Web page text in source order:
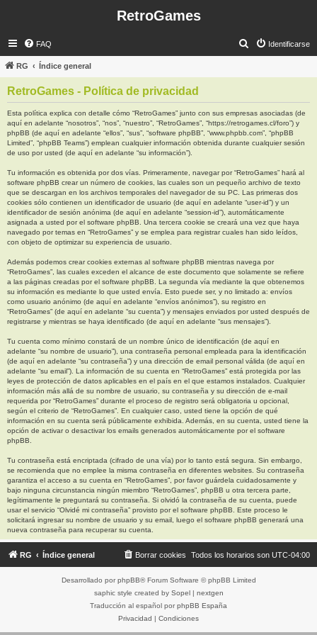
RetroGames
FAQ Identificarse
s
a
r
RG Índice general
RetroGames - Política de privacidad
Esta política explica con detalle cómo “RetroGames” junto con sus empresas asociadas (de
aquí en adelante “nosotros”, “nos”, “nuestro”, “RetroGames”, “https://retrogames.cl/foro”) y
phpBB (de aquí en adelante “ellos”, “sus”, “software phpBB”, “www.phpbb.com”, “phpBB
Limited”, “phpBB Teams”) emplean cualquier información obtenida durante cualquier sesión
de uso por usted (de aquí en adelante “su información”).
Tu información es obtenida por dos vías. Primeramente, navegar por “RetroGames” hará al
software phpBB crear un número de cookies, las cuales son un pequeño archivo de texto
que se descargan en los archivos temporales del navegador de su PC. Las primeras dos
cookies sólo contienen un identificador de usuario (de aquí en adelante “user-id”) y un
identificador de sesión anónima (de aquí en adelante “session-id”), automáticamente
asignada a usted por el software phpBB. Una tercera cookie se creará una vez que haya
navegado por temas en “RetroGames” y se emplea para registrar cuales han sido leídos,
con objeto de optimizar su experiencia de usuario.
Además podemos crear cookies externas al software phpBB mientras navega por
“RetroGames”, las cuales exceden el alcance de este documento que solamente se refiere
a las páginas creadas por el software phpBB. La segunda vía mediante la que obtenemos
su información es mediante lo que usted envía. Esto puede ser, y no limitado a: envíos
como usuario anónimo (de aquí en adelante “envíos anónimos”), su registro en
“RetroGames” (de aquí en adelante “su cuenta”) y mensajes enviados por usted después de
registrarse y mientras se haya identificado (de aquí en adelante “sus mensajes”).
Tu cuenta como mínimo constará de un nombre único de identificación (de aquí en
adelante “su nombre de usuario”), una contraseña personal empleada para la identificación
(de aquí en adelante “su contraseña”) y una dirección de email personal válida (de aquí en
adelante “su email”). La información de su cuenta en “RetroGames” está protegida por las
leyes de protección de datos aplicables en el país en el que estamos instalados. Cualquier
información más allá de su nombre de usuario, su contraseña y su dirección de e-mail
requerida por “RetroGames” durante el proceso de registro será obligatoria u opcional,
según el criterio de “RetroGames”. En cualquier caso, usted tiene la opción de qué
información en su cuenta será públicamente exhibida. Además, en su cuenta, usted tiene la
opción de activar o desactivar los emails generados automáticamente por el software
phpBB.
Tu contraseña está encriptada (cifrado de una vía) por lo tanto está segura. Sin embargo,
se recomienda que no emplee la misma contraseña en diferentes websites. Su contraseña
garantiza el acceso a su cuenta en “RetroGames”, por favor guárdela cuidadosamente y
bajo ninguna circunstancia ningún miembro “RetroGames”, phpBB u otra tercera parte,
legítimamente le preguntará su contraseña. Si olvidó la contraseña de su cuenta, puede
usar el servicio “Olvidé mi contraseña” provisto por el software phpBB. Este proceso le
solicitará ingresar su nombre de usuario y su email, luego el software phpBB generará una
nueva contraseña para recuperar su cuenta.
RG Índice general Todos los horarios son UTC-04:00
Borrar cookies
Desarrollado por phpBB® Forum Software © phpBB Limited
saphic style created by Sopel| nextgen
Traducción al español por phpBB España
Privacidad | Condiciones